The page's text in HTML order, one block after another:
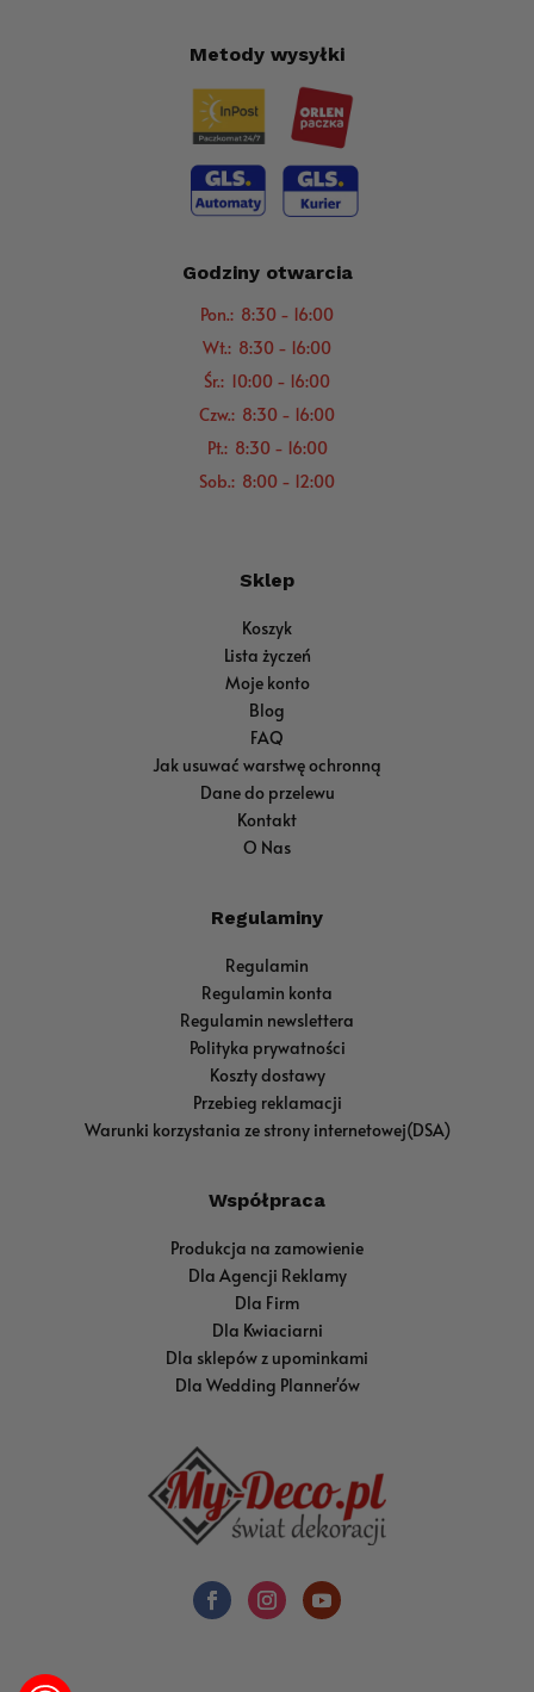
Metody wysyłki
Godziny otwarcia
Pon.: 8:30 - 16:00
Wt.: 8:30 - 16:00
Śr.: 10:00 - 16:00
Czw.: 8:30 - 16:00
Pt.: 8:30 - 16:00
Sob.: 8:00 - 12:00
Sklep
Koszyk
Lista życzeń
Moje konto
Blog
FAQ
Jak usuwać warstwę ochronną
Dane do przelewu
Kontakt
O Nas
Regulaminy
Regulamin
Regulamin konta
Regulamin newslettera
Polityka prywatności
Koszty dostawy
Przebieg reklamacji
Warunki korzystania ze strony internetowej(DSA)
Współpraca
Produkcja na zamowienie
Dla Agencji Reklamy
Dla Firm
Dla Kwiaciarni
Dla sklepów z upominkami
Dla Wedding Planner'ów